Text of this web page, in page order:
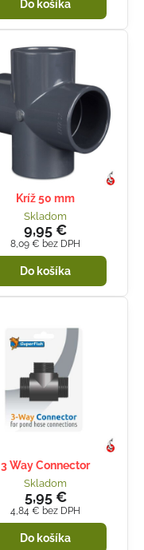
Do košíka
Kríž 50 mm
Skladom
9,95 €
8,09 € bez DPH
Do košíka
3 Way Connector
Skladom
5,95 €
4,84 € bez DPH
Do košíka